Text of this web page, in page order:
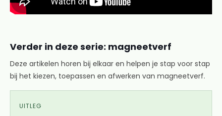
Verder in deze serie: magneetverf
Deze artikelen horen bij elkaar en helpen je stap voor stap
bij het kiezen, toepassen en afwerken van magneetverf.
UITLEG